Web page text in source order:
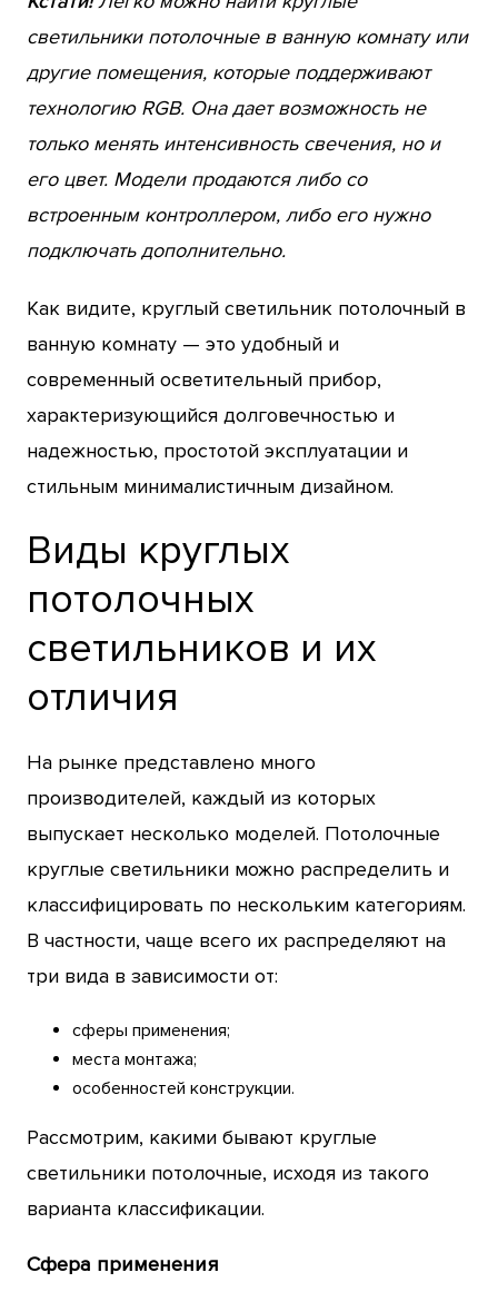
светильники потолочные в ванную комнату или
другие помещения, которые поддерживают
технологию RGB. Она дает возможность не
только менять интенсивность свечения, но и
его цвет. Модели продаются либо со
встроенным контроллером, либо его нужно
подключать дополнительно.
Как видите, круглый светильник потолочный в
ванную комнату — это удобный и
современный осветительный прибор,
характеризующийся долговечностью и
надежностью, простотой эксплуатации и
стильным минималистичным дизайном.
Виды круглых
потолочных
светильников и их
отличия
На рынке представлено много
производителей, каждый из которых
выпускает несколько моделей. Потолочные
круглые светильники можно распределить и
классифицировать по нескольким категориям.
В частности, чаще всего их распределяют на
три вида в зависимости от:
сферы применения;
места монтажа;
особенностей конструкции.
Рассмотрим, какими бывают круглые
светильники потолочные, исходя из такого
варианта классификации.
Сфера применения